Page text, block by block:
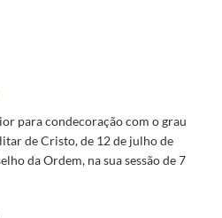
para condecoração com o grau
de Cristo, de 12 de julho de
da Ordem, na sua sessão de 7